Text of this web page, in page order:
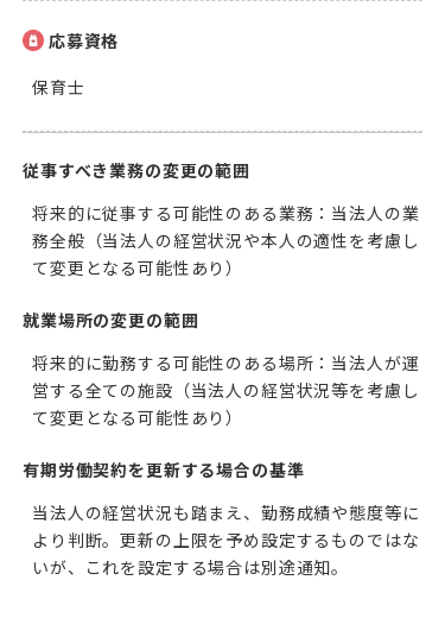
応募資格
保育士
従事すべき業務の変更の範囲
将来的に従事する可能性のある業務：当法人の業
務全般（当法人の経営状況や本人の適性を考慮し
て変更となる可能性あり）
就業場所の変更の範囲
将来的に勤務する可能性のある場所：当法人が運
営する全ての施設（当法人の経営状況等を考慮し
て変更となる可能性あり）
有期労働契約を更新する場合の基準
当法人の経営状況も踏まえ、勤務成績や態度等に
より判断。更新の上限を予め設定するものではな
いが、これを設定する場合は別途通知。